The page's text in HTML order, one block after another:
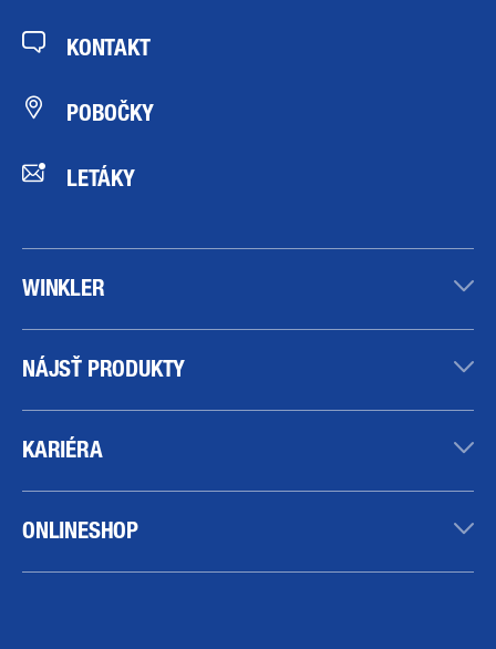
KONTAKT
POBOČKY
LETÁKY
WINKLER
NÁJSŤ PRODUKTY
KARIÉRA
ONLINESHOP